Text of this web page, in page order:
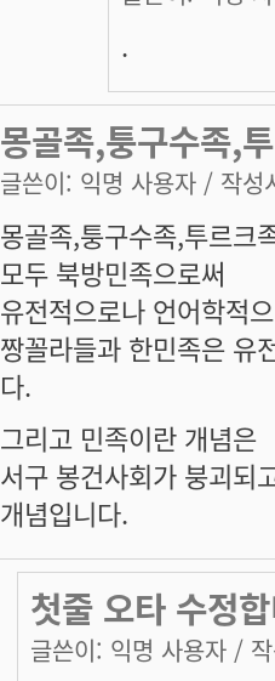
.
몽골족,퉁구수족,
글쓴이: 익명 사용자 / 작성
몽골족,퉁구수족,투르크
모두 북방민족으로써
유전적으로나 언어학적
짱꼴라들과 한민족은 유
다.
그리고 민족이란 개념은
서구 봉건사회가 붕괴되
개념입니다.
첫줄 오타 수정
글쓴이: 익명 사용자 /